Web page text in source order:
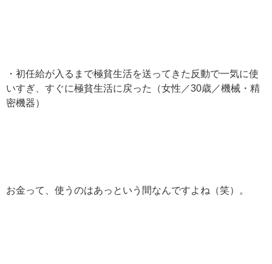
・初任給が入るまで極貧生活を送ってきた反動で一気に使
いすぎ、すぐに極貧生活に戻った（女性／30歳／機械・精
密機器）
お金って、使うのはあっという間なんですよね（笑）。